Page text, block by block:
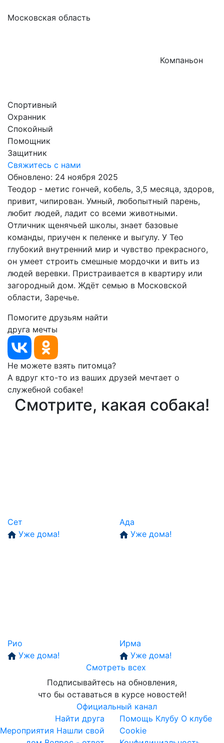
Московская область
Компаньон
Спортивный
Охранник
Спокойный
Помощник
Защитник
Свяжитесь с нами
Обновлено: 24 ноября 2025
Теодор - метис гончей, кобель, 3,5 месяца, здоров,
привит, чипирован. Умный, любопытный парень,
любит людей, ладит со всеми животными.
Отличник щенячьей школы, знает базовые
команды, приучен к пеленке и выгулу. У Тео
глубокий внутренний мир и чувство прекрасного,
он умеет строить смешные мордочки и вить из
людей веревки. Пристраивается в квартиру или
загородный дом. Ждёт семью в Московской
области, Заречье.
Помогите друзьям найти
друга мечты
Не можете взять питомца?
А вдруг кто-то из ваших друзей мечтает о
служебной собаке!
Смотрите, какая собака!
Сет
Уже дома!
Ада
Уже дома!
Рио
Уже дома!
Ирма
Уже дома!
Смотреть всех
Подписывайтесь на обновления,
что бы оставаться в курсе новостей!
Официальный канал
Найти друга
Мероприятия Нашли свой
Помощь Клубу О клубе
Cookie